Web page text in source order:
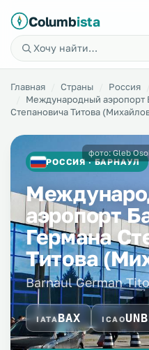
Columbista
Главная Страны Россия
Международный аэропорт
Степановича Титова
РОССИЯ · БАРНАУЛ
аэропорт
Германа
Титова
Barnaul German
IATABAX ICAO
фото: Gleb